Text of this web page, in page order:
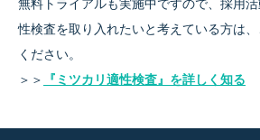
無料トライアルも実施中ですので、採用
性検査を取り入れたいと考えている方は
ください。
＞＞
『ミツカリ適性検査』を詳しく知る